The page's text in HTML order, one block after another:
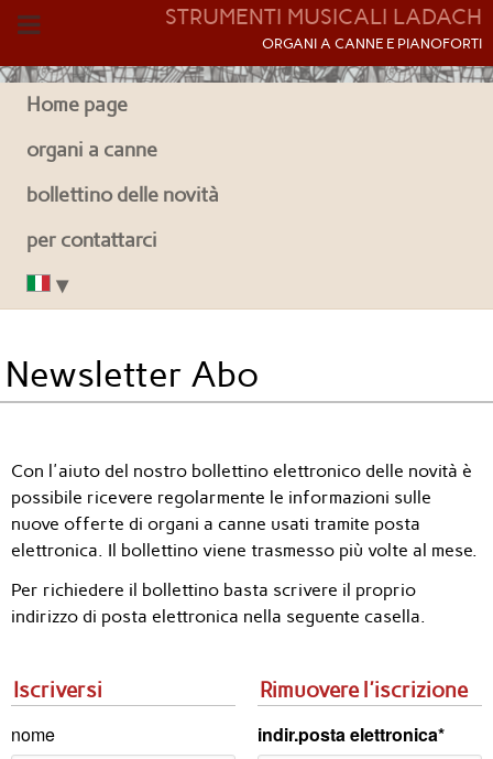
STRUMENTI MUSICALI LADACH
ORGANI A CANNE E PIANOFORTI
Home page
organi a canne
bollettino delle novità
per contattarci
Newsletter Abo
Con l'aiuto del nostro bollettino elettronico delle novità è
possibile ricevere regolarmente le informazioni sulle
nuove offerte di organi a canne usati tramite posta
elettronica. Il bollettino viene trasmesso più volte al mese.
Per richiedere il bollettino basta scrivere il proprio
indirizzo di posta elettronica nella seguente casella.
Iscriversi
nome
Rimuovere l'iscrizione
indir.posta elettronica